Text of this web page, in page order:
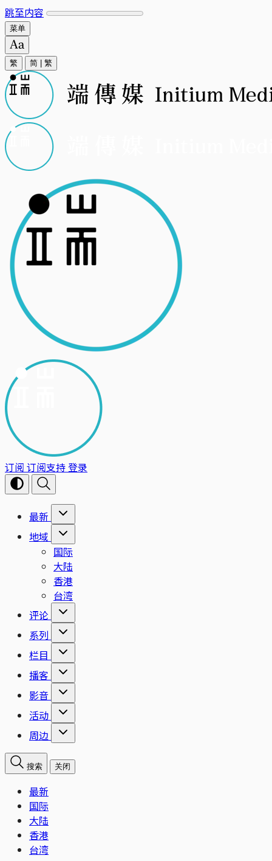
跳至内容
菜单
繁 简 繁
订阅 订阅支持登录
最新
地域
国际
大陆
香港
台湾
评论
系列
栏目
播客
影音
活动
周边
搜索 关闭
最新
国际
大陆
香港
台湾